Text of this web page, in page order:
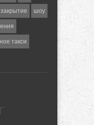
закрытие шоу
такси